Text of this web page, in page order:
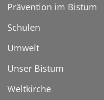
Prävention im Bistum
Schulen
Umwelt
Unser Bistum
Weltkirche